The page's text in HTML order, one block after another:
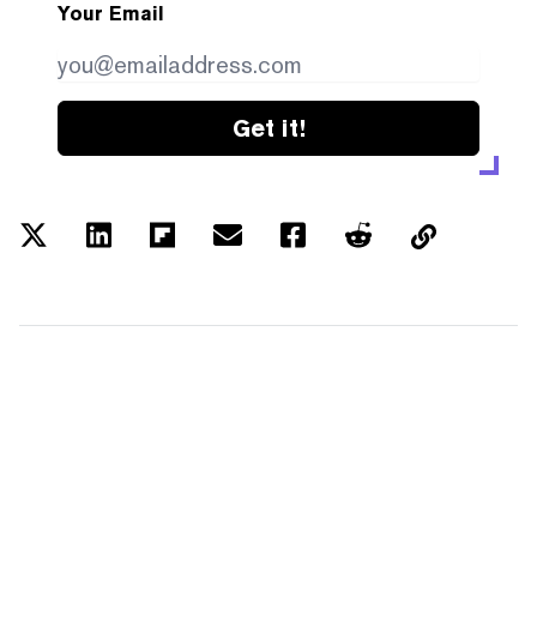
Your Email
Get it!